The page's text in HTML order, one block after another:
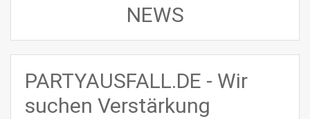
NEWS
PARTYAUSFALL.DE - Wir
suchen Verstärkung